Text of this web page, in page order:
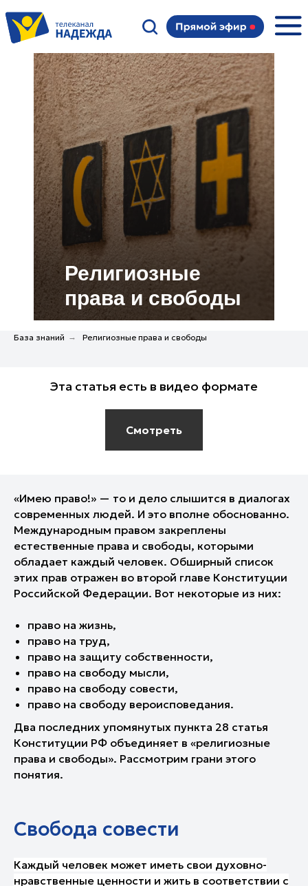
Религиозные
права и свободы
База знаний → Религиозные права и свободы
Эта статья есть в видео формате
Cмотреть
«Имею право!» — то и дело слышится в диалогах
современных людей. И это вполне обоснованно.
Международным правом закреплены
естественные права и свободы, которыми
обладает каждый человек. Обширный список
этих прав отражен во второй главе Конституции
Российской Федерации. Вот некоторые из них:
право на жизнь,
право на труд,
право на защиту собственности,
право на свободу мысли,
право на свободу совести,
право на свободу вероисповедания.
Два последних упомянутых пункта 28 статья
Конституции РФ объединяет в «религиозные
права и свободы». Рассмотрим грани этого
понятия.
Свобода совести
Каждый человек может иметь свои духовно-
нравственные ценности и жить в соответствии с